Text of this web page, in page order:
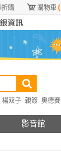
購物車 (
折購
楊双子 親簽 奧德賽
影音館